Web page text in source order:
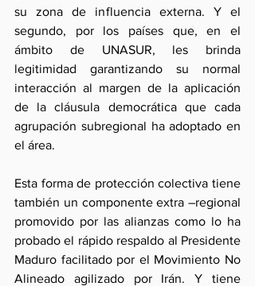
su zona de influencia externa. Y el
segundo, por los países que, en el
ámbito de UNASUR, les brinda
legitimidad garantizando su normal
interacción al margen de la aplicación
de la cláusula democrática que cada
agrupación subregional ha adoptado en
el área.
Esta forma de protección colectiva tiene
también un componente extra –regional
promovido por las alianzas como lo ha
probado el rápido respaldo al Presidente
Maduro facilitado por el Movimiento No
Alineado agilizado por Irán. Y tiene